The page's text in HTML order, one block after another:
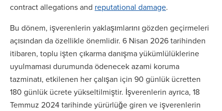
contract allegations and reputational damage.
Bu dönem, işverenlerin yaklaşımlarını gözden geçirmeleri
açısından da özellikle önemlidir. 6 Nisan 2026 tarihinden
itibaren, toplu işten çıkarma danışma yükümlülüklerine
uyulmaması durumunda ödenecek azami koruma
tazminatı, etkilenen her çalışan için 90 günlük ücretten
180 günlük ücrete yükseltilmiştir. İşverenlerin ayrıca, 18
Temmuz 2024 tarihinde yürürlüğe giren ve işverenlerin